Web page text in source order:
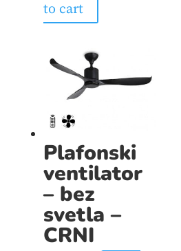
to cart
Plafonski
ventilator
– bez
svetla –
CRNI